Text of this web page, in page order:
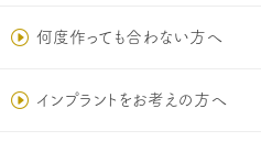
何度作っても合わない方へ
インプラントをお考えの方へ